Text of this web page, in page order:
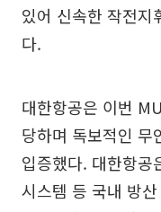
있어 신속한 작전지
다.
대한항공은 이번
당하며 독보적인 무
입증했다. 대한항공
시스템 등 국내 방